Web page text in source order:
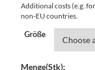
Additional costs (e.g.
non-EU countries.
Größe
Menge(Stk):